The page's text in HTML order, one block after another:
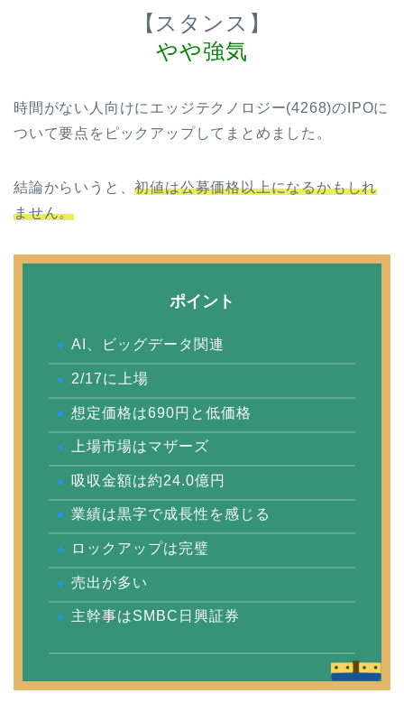
【スタンス】
やや強気
時間がない人向けにエッジテクノロジー(4268)のIPOに
ついて要点をピックアップしてまとめました。
結論からいうと、初値は公募価格以上になるかもしれ
ません。
ポイント
AI、ビッグデータ関連
2/17に上場
想定価格は690円と低価格
上場市場はマザーズ
吸収金額は約24.0億円
業績は黒字で成長性を感じる
ロックアップは完璧
売出が多い
主幹事はSMBC日興証券